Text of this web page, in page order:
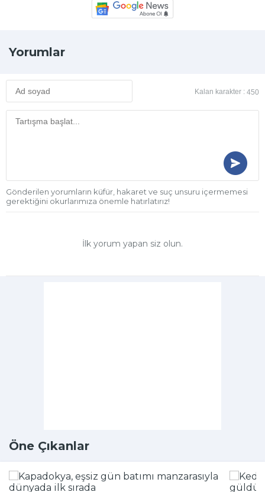
Yorumlar
Kalan karakter : 450
Gönderilen yorumların küfür, hakaret ve suç unsuru içermemesi
gerektiğini okurlarımıza önemle hatırlatırız!
İlk yorum yapan siz olun.
Öne Çıkanlar